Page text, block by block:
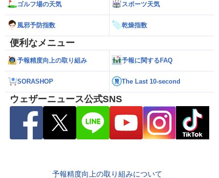
ゴルフ場の天気 スポーツ天気
風邪予防指数 乾燥指数
便利なメニュー
予報精度向上の取り組み 予報に関するFAQ
SORASHOP The Last 10-second
ウェザーニュース公式SNS
予報精度向上の取り組みについて